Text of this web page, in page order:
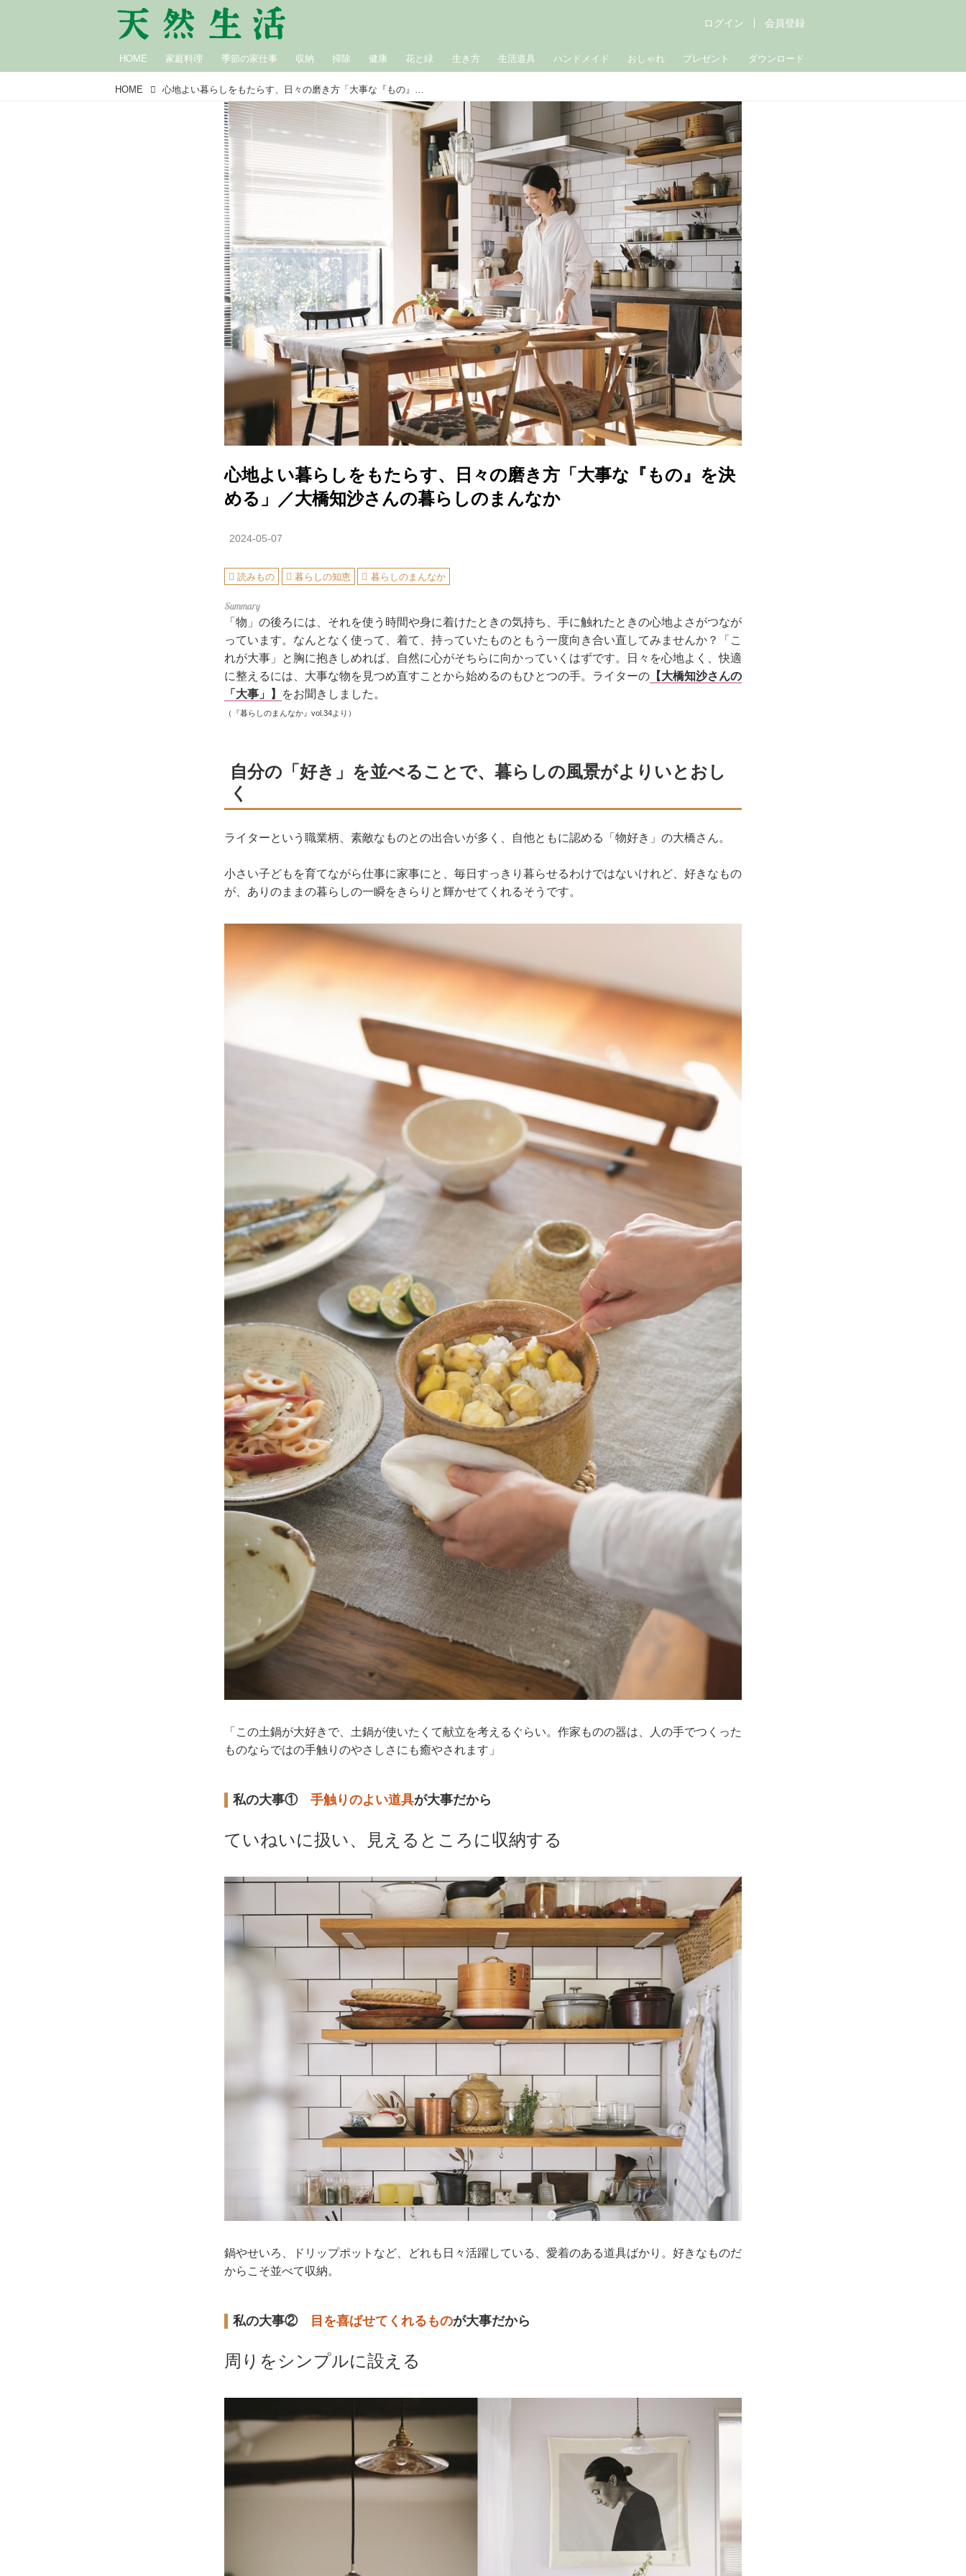
HOME 家庭料理 季節の家仕事 収納 掃除 健康 花と緑 生き方 生活道具 ハンドメイド おしゃれ プレゼント ダウンロード
ログイン 会員登録
HOME 心地よい暮らしをもたらす、日々の磨き方「大事な『もの』を決める」／大橋知沙さんの暮らしのまんなか
心地よい暮らしをもたらす、日々の磨き方「大事な『もの』を決
める」／大橋知沙さんの暮らしのまんなか
2024-05-07
読みもの 暮らしの知恵 暮らしのまんなか
「物」の後ろには、それを使う時間や身に着けたときの気持ち、手に触れたときの心地よさがつなが
っています。なんとなく使って、着て、持っていたものともう一度向き合い直してみませんか？「こ
れが大事」と胸に抱きしめれば、自然に心がそちらに向かっていくはずです。日々を心地よく、快適
に整えるには、大事な物を見つめ直すことから始めるのもひとつの手。ライターの 【大橋知沙さんの
「大事」】
をお聞きしました。
（『暮らしのまんなか』 vol.34より）
自分の「好き」を並べることで、暮らしの風景がよりいとおし
く
ライターという職業柄、素敵なものとの出合いが多く、自他ともに認める「物好き」の大橋さん。
小さい子どもを育てながら仕事に家事にと、毎日すっきり暮らせるわけではないけれど、好きなもの
が、ありのままの暮らしの一瞬をきらりと輝かせてくれるそうです。
「この土鍋が大好きで、土鍋が使いたくて献立を考えるぐらい。作家ものの器は、人の手でつくった
ものならではの手触りのやさしさにも癒やされます」
私の大事①手触りのよい道具が大事だから
ていねいに扱い、見えるところに収納する
鍋やせいろ、ドリップポットなど、どれも日々活躍している、愛着のある道具ばかり。好きなものだ
からこそ並べて収納。
私の大事② 目を喜ばせてくれるものが大事だから
周りをシンプルに設える